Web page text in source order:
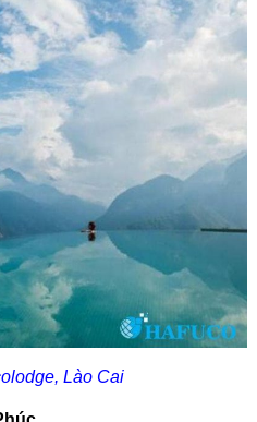
Lào Cai